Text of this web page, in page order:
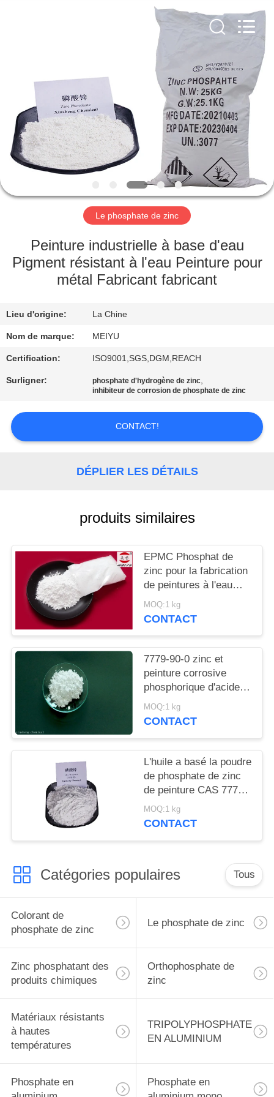
MAISON
PRODUITS
VIDÉOS
PROPOS
DE
VISITE
DE
L'USINE
CONTRÔLE
DE
LA
CONTACTER
DEMANDEZ
DEVIS
PLAN
DU
PRIVACY
POLICY
Le phosphate de zinc
Peinture industrielle à base d'eau
Pigment résistant à l'eau Peinture pour
métal Fabricant fabricant
Lieu d'origine: La Chine
Nom de marque: MEIYU
Certification: ISO9001,SGS,DGM,REACH
Surligner: phosphate d'hydrogène de zinc,
inhibiteur de corrosion de phosphate de zinc
CONTACT!
DÉPLIER LES DÉTAILS
produits similaires
EPMC Phosphat de
zinc pour la fabrication
de peintures à l'eau
avec des peintures
antirouille basses en
MOQ:1 kg
CONTACT
7779-90-0 zinc et
peinture corrosive
phosphorique d'acide
d'Acidzinc et
phosphorique anti pour
MOQ:1 kg
CONTACT
L'huile a basé la poudre
de phosphate de zinc
de peinture CAS 7779-
90-0 pour le bateau et
les structures
MOQ:1 kg
CONTACT
Catégories populaires Tous
Colorant de
phosphate de zinc
Le phosphate de zinc
Zinc phosphatant des
produits chimiques
Orthophosphate de
zinc
Matériaux résistants
à hautes
températures
TRIPOLYPHOSPHATE
EN ALUMINIUM
Phosphate en
Phosphate en